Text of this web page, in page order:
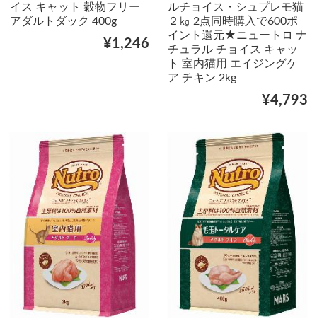
イス キャット 穀物フリー
アダルトダック 400g
¥1,246
ルチョイス・シュプレモ猫
２㎏ 2点同時購入で600ポ
イント還元★ニュートロ ナ
チュラル チョイス キャッ
ト 室内猫用 エイジングケ
ア チキン 2kg
¥4,793